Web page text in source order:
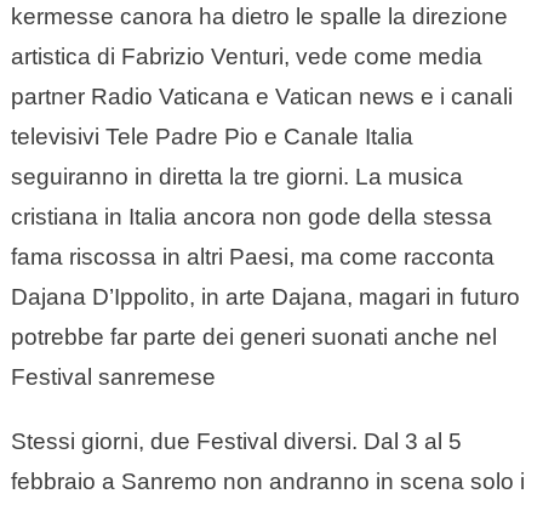
kermesse canora ha dietro le spalle la direzione
artistica di Fabrizio Venturi, vede come media
partner Radio Vaticana e Vatican news e i canali
televisivi Tele Padre Pio e Canale Italia
seguiranno in diretta la tre giorni. La musica
cristiana in Italia ancora non gode della stessa
fama riscossa in altri Paesi, ma come racconta
Dajana D’Ippolito, in arte Dajana, magari in futuro
potrebbe far parte dei generi suonati anche nel
Festival sanremese
Stessi giorni, due Festival diversi. Dal 3 al 5
febbraio a Sanremo non andranno in scena solo i